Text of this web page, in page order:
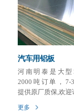
汽车用铝板
河南明泰是大
2000吨订单，
提供原厂质保,欢迎
更多